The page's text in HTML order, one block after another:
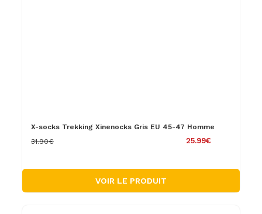
X-socks Trekking Xinenocks Gris EU 45-47 Homme
25.99€
31.90€
VOIR LE PRODUIT